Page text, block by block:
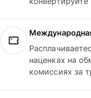
наценках на
комиссиях за